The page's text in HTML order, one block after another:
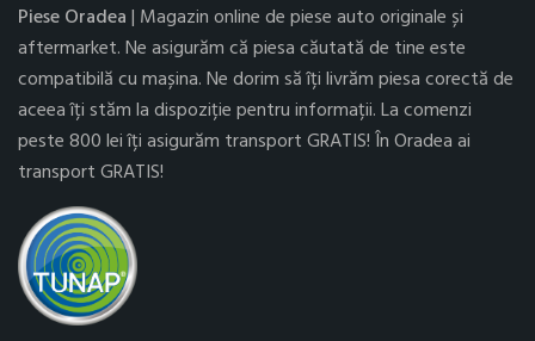
Piese Oradea| Magazin online de piese auto originale și
aftermarket. Ne asigurăm că piesa căutată de tine este
compatibilă cu mașina. Ne dorim să îți livrăm piesa corectă de
aceea îți stăm la dispoziție pentru informații. La comenzi
peste 800 lei îți asigurăm transport GRATIS! În Oradea ai
transport GRATIS!